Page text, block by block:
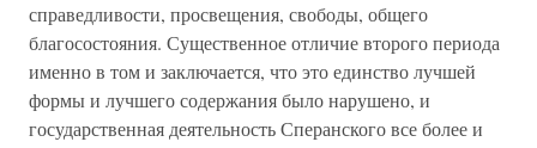
справедливости, просвещения, свободы, общего
благосостояния. Существенное отличие второго периода
именно в том и заключается, что это единство лучшей
формы и лучшего содержания было нарушено, и
государственная деятельность Сперанского все более и